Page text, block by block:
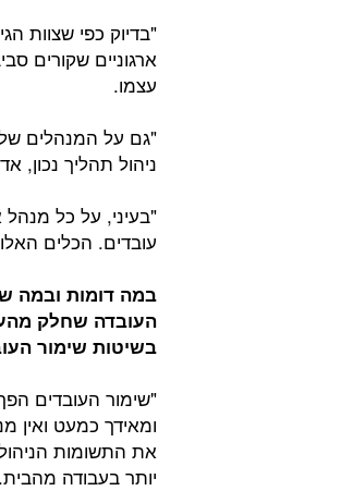
"בדיוק כפי שצוות
ארגוניים שקורים
עצמו.
"גם על המנהלים
ניהול תהליך נכון,
"בעיני, על כל
עובדים. הכלים
במה דומות ובמה
העובדה שחלק
בשיטות שימור
"שימור העובדים
ומאידך כמעט ואין
את התשומות
יותר בעבודה